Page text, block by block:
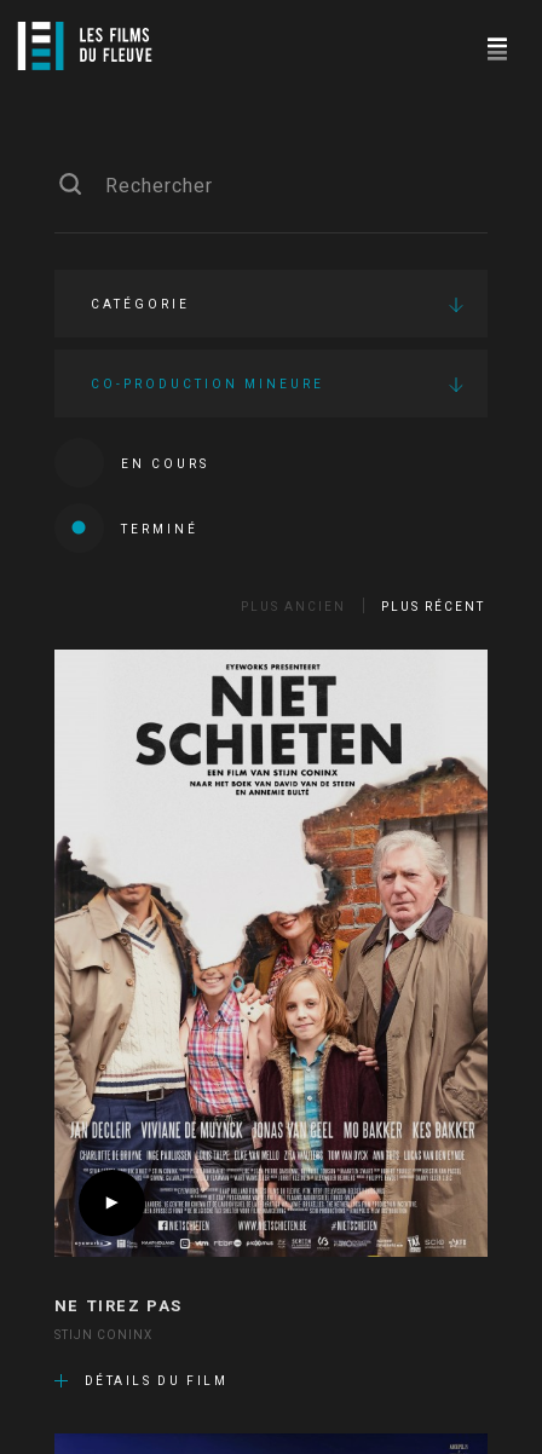
CATÉGORIE
CO-PRODUCTION MINEURE
EN COURS
TERMINÉ
PLUS ANCIEN PLUS RÉCENT
NE TIREZ PAS
STIJN CONINX
DÉTAILS DU FILM